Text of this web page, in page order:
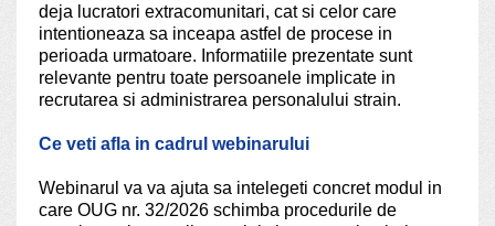
deja lucratori extracomunitari, cat si celor care
intentioneaza sa inceapa astfel de procese in
perioada urmatoare. Informatiile prezentate sunt
relevante pentru toate persoanele implicate in
recrutarea si administrarea personalului strain.
Ce veti afla in cadrul webinarului
Webinarul va va ajuta sa intelegeti concret modul in
care OUG nr. 32/2026 schimba procedurile de